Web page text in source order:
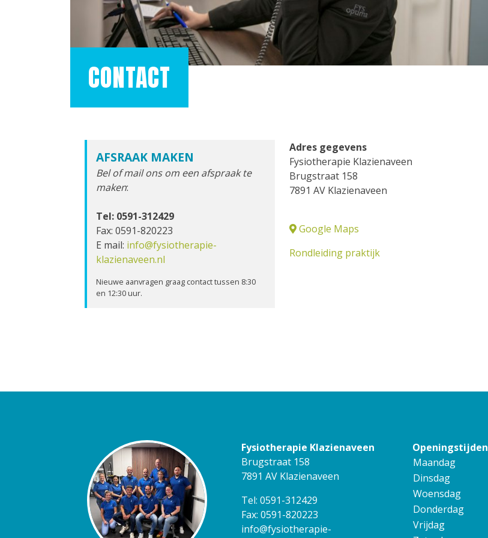
CONTACT
AFSRAAK MAKEN
Bel of mail ons om een afspraak te
maken:
Tel: 0591-312429
Fax: 0591-820223
E mail: info@fysiotherapie-
klazienaveen.nl
Nieuwe aanvragen graag contact tussen 8:30
en 12:30 uur.
Adres gegevens
Fysiotherapie Klazienaveen
Brugstraat 158
7891 AV Klazienaveen
Google Maps
Rondleiding praktijk
Fysiotherapie Klazienaveen
Brugstraat 158
7891 AV Klazienaveen
Tel: 0591-312429
Fax: 0591-820223
info@fysiotherapie-
Openingstijden
Maandag
Dinsdag
Woensdag
Donderdag
Vrijdag